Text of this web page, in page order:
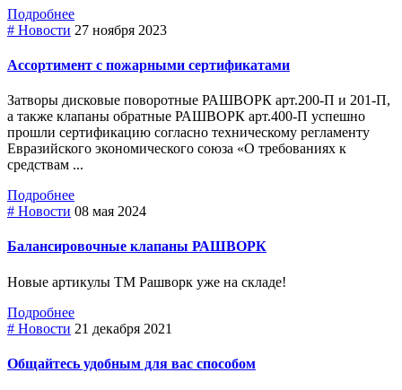
Подробнее
# Новости 27 ноября 2023
Ассортимент с пожарными сертификатами
Затворы дисковые поворотные РАШВОРК арт.200-П и 201-П,
а также клапаны обратные РАШВОРК арт.400-П успешно
прошли сертификацию согласно техническому регламенту
Евразийского экономического союза «О требованиях к
средствам ...
Подробнее
# Новости 08 мая 2024
Балансировочные клапаны РАШВОРК
Новые артикулы ТМ Рашворк уже на складе!
Подробнее
# Новости 21 декабря 2021
Общайтесь удобным для вас способом